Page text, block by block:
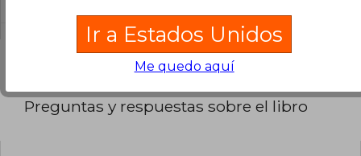
Preguntas y respuestas sobre el libro
Ir a Estados Unidos
Me quedo aquí